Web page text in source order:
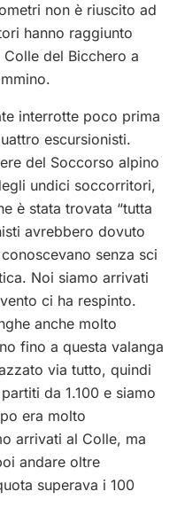
non è riuscito ad
hanno raggiunto
del Bicchero a
interrotte poco prima
escursionisti.
del Soccorso alpino
undici soccorritori,
è stata trovata “tutta
avrebbero dovuto
senza sci
Noi siamo arrivati
ci ha respinto.
anche molto
fino a questa valanga
via tutto, quindi
da 1.100 e siamo
era molto
arrivati al Colle, ma
andare oltre
superava i 100